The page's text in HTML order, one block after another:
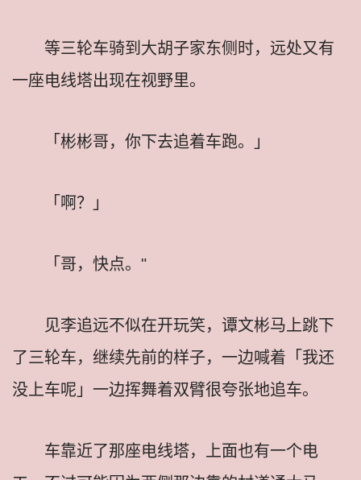
等三轮车骑到大胡子家东侧时，远处又有
一座电线塔出现在视野里。
「彬彬哥，你下去追着车跑。」
「啊？」
「哥，快点。"
见李追远不似在开玩笑，谭文彬马上跳下
了三轮车，继续先前的样子，一边喊着「我还
没上车呢」一边挥舞着双臂很夸张地追车。
车靠近了那座电线塔，上面也有一个电